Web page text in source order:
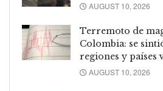
AUGUST 10, 2026
Terremoto de
Colombia: se
regiones y países
AUGUST 10, 2026